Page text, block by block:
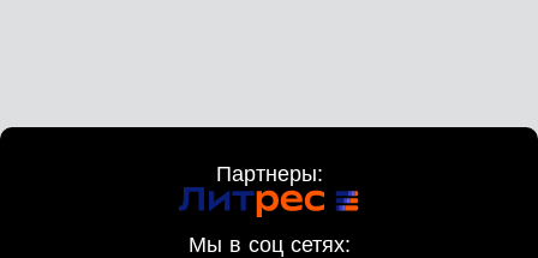
Партнеры:
Мы в соц сетях: